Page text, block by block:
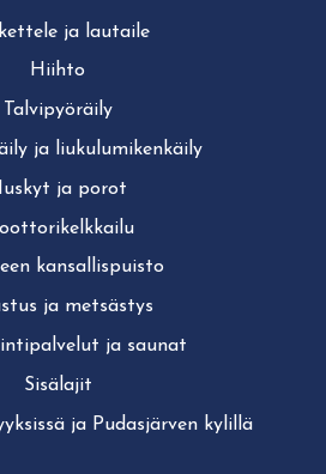
ja lautaile
Hiihto
Tal­vi­pyö­räi­ly
ja liu­ku­lu­mi­ken­käi­ly
ja porot
kan­sal­lis­puis­to
ja metsästys
ja saunat
Sisälajit
ja Pudasjärven kylillä